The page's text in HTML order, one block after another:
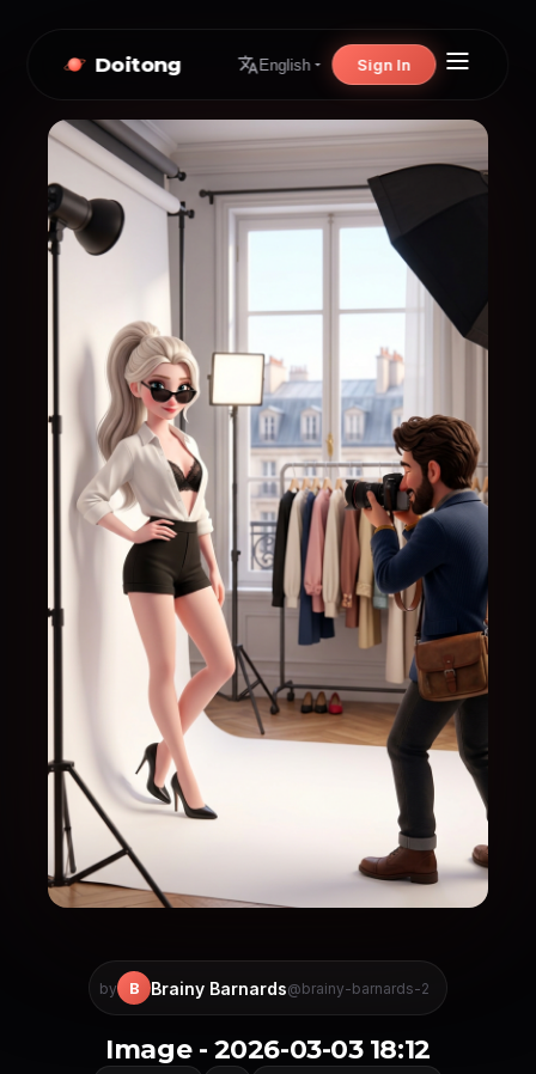
Doitong English Sign In
by B Brainy Barnards@brainy-barnards-2
Image - 2026-03-03 18:12